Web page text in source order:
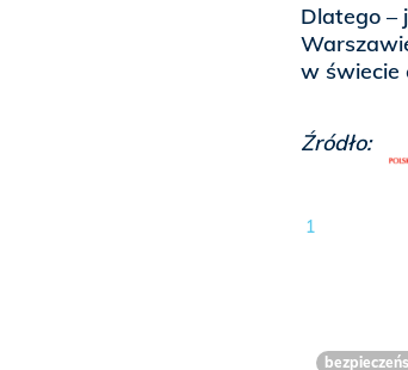
Dlatego –
w świecie
Źródło:
1